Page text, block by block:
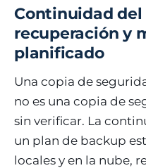
Continuidad del
recuperación y
planificado
Una copia de
no es una copia de
sin verificar. La
un plan de backup
locales y en la nube,